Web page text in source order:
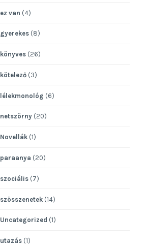
ez van (4)
gyerekes (8)
könyves (26)
kötelező (3)
lélekmonológ (6)
netszörny (20)
Novellák (1)
paraanya (20)
szociális (7)
szösszenetek (14)
Uncategorized (1)
utazás (1)